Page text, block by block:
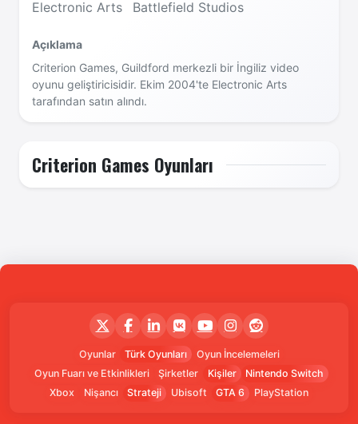
Electronic Arts Battlefield Studios
Açıklama
Criterion Games, Guildford merkezli bir İngiliz video
oyunu geliştiricisidir. Ekim 2004'te Electronic Arts
tarafından satın alındı.
Criterion Games Oyunları
Oyunlar Türk Oyunları
Oyun İncelemeleri
Oyun Fuarı ve Etkinlikleri
Şirketler Kişiler
Nintendo Switch
Xbox
Nişancı Strateji Ubisoft GTA 6 PlayStation